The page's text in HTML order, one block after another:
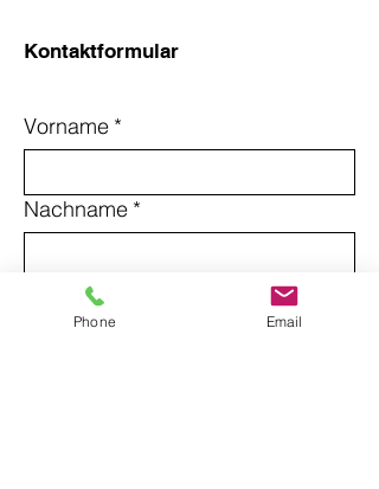
Kontaktformular
Vorname *
Nachname *
*
Phone Email